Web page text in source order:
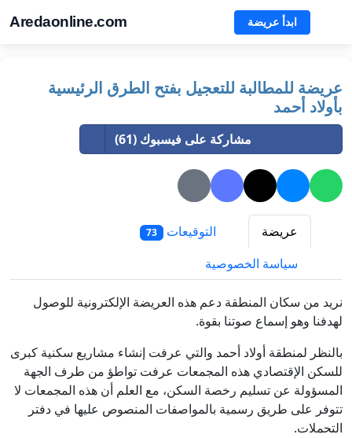
Aredaonline.com ابدأ عريضة
عريضة للمطالبة للتعجيل بفتح الطرق الرئيسية
بأولاد أحمد
مشاركة على فيسبوك (61)
عريضة التوقيعات 73
سياسة الخصوصية
نريد من سكان المنطقة دعم هذه العريضة الإلكترونية للوصول
لهدفنا وهو إسماع صوتنا بقوة.
بالنظر لمنطقة أولاد أحمد والتي عرفت إنشاء مشاريع سكنية كبرى
للسكن الإقتصادي هذه المجمعات عرفت تواطؤ من طرف الجهة
المسؤولة عن تسليم رخصة السكن، مع العلم أن هذه المجمعات لا
تتوفر على طريق رسمية بالمواصفات المنصوص عليها في دفتر
التحملات.